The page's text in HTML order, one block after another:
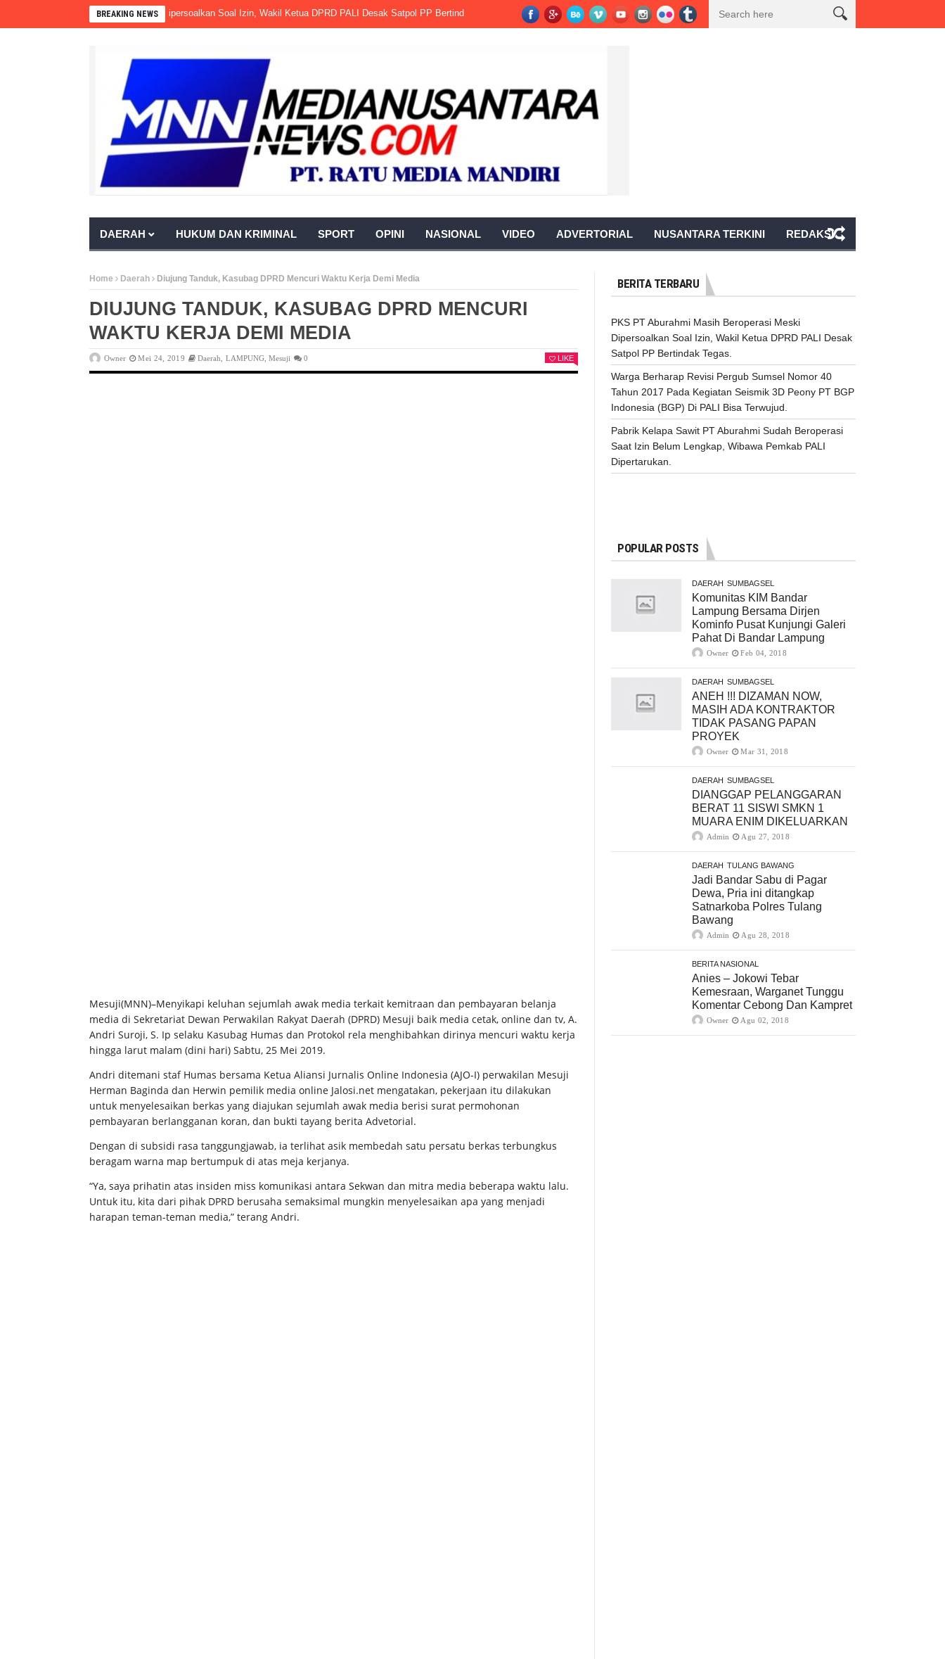
BREAKING NEWS
Masih Beroperasi Meski Dipersoalkan Soal Izin, Wakil Ketua DPRD PALI Desak Satpol PP Bertindak Tegas. Warga Berharap Revisi Pergub Sumsel Nomor 40 Tahun 2017 Pada Kegiatan Seismik 3D Peony PT BGP
DAERAH HUKUM DAN KRIMINAL SPORT OPINI NASIONAL VIDEO ADVERTORIAL NUSANTARA TERKINI REDAKSI
Home Daerah Diujung Tanduk, Kasubag DPRD Mencuri Waktu Kerja Demi Media
DIUJUNG TANDUK, KASUBAG DPRD MENCURI
WAKTU KERJA DEMI MEDIA
Owner Mei 24, 2019 Daerah LAMPUNG,Mesuji 0 LIKE
Mesuji(MNN)–Menyikapi keluhan sejumlah awak media terkait kemitraan dan pembayaran belanja
media di Sekretariat Dewan Perwakilan Rakyat Daerah (DPRD) Mesuji baik media cetak, online dan tv, A.
Andri Suroji, S. Ip selaku Kasubag Humas dan Protokol rela menghibahkan dirinya mencuri waktu kerja
hingga larut malam (dini hari) Sabtu, 25 Mei 2019.
Andri ditemani staf Humas bersama Ketua Aliansi Jurnalis Online Indonesia (AJO-I) perwakilan Mesuji
Herman Baginda dan Herwin pemilik media online Jalosi.net mengatakan, pekerjaan itu dilakukan
untuk menyelesaikan berkas yang diajukan sejumlah awak media berisi surat permohonan
pembayaran berlangganan koran, dan bukti tayang berita Advetorial.
Dengan di subsidi rasa tanggungjawab, ia terlihat asik membedah satu persatu berkas terbungkus
beragam warna map bertumpuk di atas meja kerjanya.
“Ya, saya prihatin atas insiden miss komunikasi antara Sekwan dan mitra media beberapa waktu lalu.
Untuk itu, kita dari pihak DPRD berusaha semaksimal mungkin menyelesaikan apa yang menjadi
harapan teman-teman media,” terang Andri.
BERITA TERBARU
PKS PT Aburahmi Masih Beroperasi Meski
Dipersoalkan Soal Izin, Wakil Ketua DPRD PALI Desak
Satpol PP Bertindak Tegas.
Warga Berharap Revisi Pergub Sumsel Nomor 40
Tahun 2017 Pada Kegiatan Seismik 3D Peony PT BGP
Indonesia (BGP) Di PALI Bisa Terwujud.
Pabrik Kelapa Sawit PT Aburahmi Sudah Beroperasi
Saat Izin Belum Lengkap, Wibawa Pemkab PALI
Dipertarukan.
POPULAR POSTS
DAERAH SUMBAGSEL
Komunitas KIM Bandar
Lampung Bersama Dirjen
Kominfo Pusat Kunjungi Galeri
Pahat Di Bandar Lampung
Owner Feb 04, 2018
DAERAH SUMBAGSEL
ANEH !!! DIZAMAN NOW,
MASIH ADA KONTRAKTOR
TIDAK PASANG PAPAN
PROYEK
Owner Mar 31, 2018
DAERAH SUMBAGSEL
DIANGGAP PELANGGARAN
BERAT 11 SISWI SMKN 1
MUARA ENIM DIKELUARKAN
Admin Agu 27, 2018
DAERAH TULANG BAWANG
Jadi Bandar Sabu di Pagar
Dewa, Pria ini ditangkap
Satnarkoba Polres Tulang
Bawang
Admin Agu 28, 2018
BERITA NASIONAL
Anies – Jokowi Tebar
Kemesraan, Warganet Tunggu
Komentar Cebong Dan Kampret
Owner Agu 02, 2018